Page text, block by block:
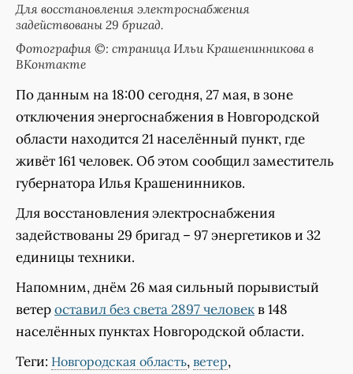
Для восстановления электроснабжения
задействованы 29 бригад.
Фотография ©: страница Ильи Крашенинникова в
ВКонтакте
По данным на 18:00 сегодня, 27 мая, в зоне
отключения энергоснабжения в Новгородской
области находится 21 населённый пункт, где
живёт 161 человек. Об этом сообщил заместитель
губернатора Илья Крашенинников.
Для восстановления электроснабжения
задействованы 29 бригад – 97 энергетиков и 32
единицы техники.
Напомним, днём 26 мая сильный порывистый
ветероставил без света 2897 человекв 148
населённых пунктах Новгородской области.
Теги: Новгородская область, ветер,